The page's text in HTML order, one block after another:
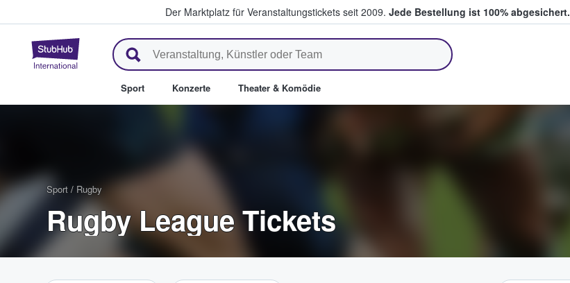
Der Marktplatz für Veranstaltungstickets seit 2009. Jede Bestellung ist 100% abgesichert.
StubHub - Wo Fans Tickets kaufen & verkaufen
Sport Konzerte Theater & Komödie
Sport / Rugby
Rugby League Tickets